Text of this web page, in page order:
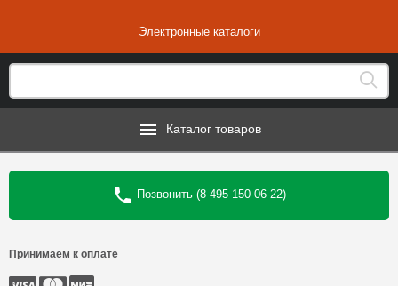
Электронные каталоги
Каталог товаров
Позвонить (8 495 150-06-22)
Принимаем к оплате